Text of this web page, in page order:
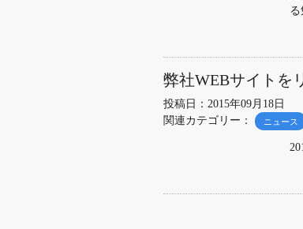
弊社WEBサイトを
投稿日：2015年09月18日
関連カテゴリー：
ニュース